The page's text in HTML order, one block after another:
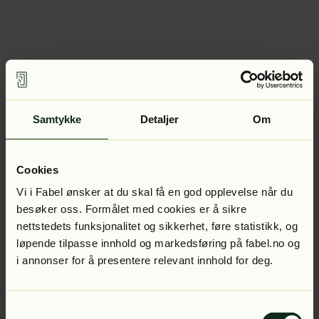
Samtykke Detaljer Om
Cookies
Vi i Fabel ønsker at du skal få en god opplevelse når du
besøker oss. Formålet med cookies er å sikre
nettstedets funksjonalitet og sikkerhet, føre statistikk, og
løpende tilpasse innhold og markedsføring på fabel.no og
i annonser for å presentere relevant innhold for deg.